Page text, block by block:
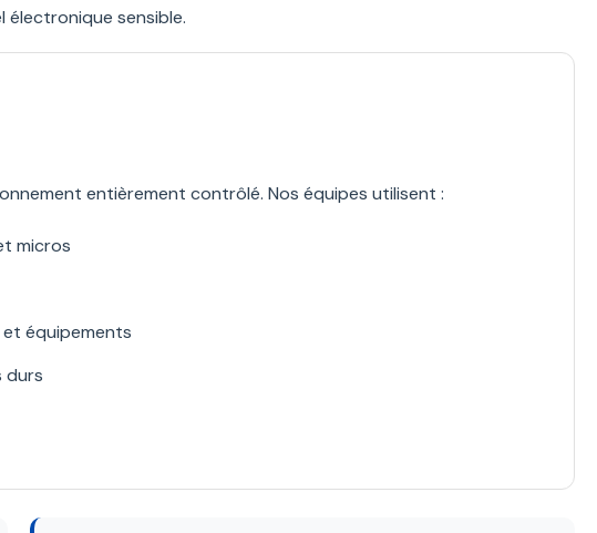
sensible.
entièrement contrôlé. Nos équipes utilisent :
micros
équipements
durs